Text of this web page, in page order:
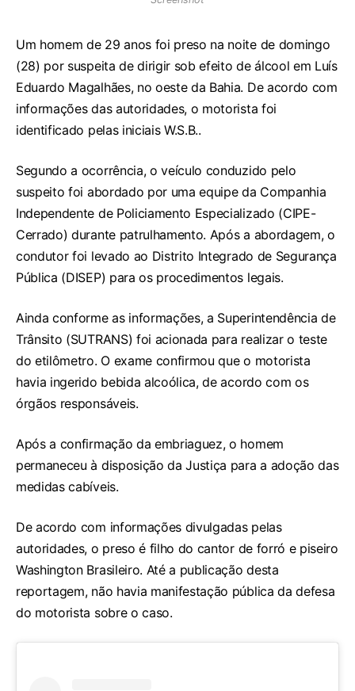
Um homem de 29 anos foi preso na noite de domingo
(28) por suspeita de dirigir sob efeito de álcool em Luís
Eduardo Magalhães, no oeste da Bahia. De acordo com
informações das autoridades, o motorista foi
identificado pelas iniciais W.S.B..
Segundo a ocorrência, o veículo conduzido pelo
suspeito foi abordado por uma equipe da Companhia
Independente de Policiamento Especializado (CIPE-
Cerrado) durante patrulhamento. Após a abordagem, o
condutor foi levado ao Distrito Integrado de Segurança
Pública (DISEP) para os procedimentos legais.
Ainda conforme as informações, a Superintendência de
Trânsito (SUTRANS) foi acionada para realizar o teste
do etilômetro. O exame confirmou que o motorista
havia ingerido bebida alcoólica, de acordo com os
órgãos responsáveis.
Após a confirmação da embriaguez, o homem
permaneceu à disposição da Justiça para a adoção das
medidas cabíveis.
De acordo com informações divulgadas pelas
autoridades, o preso é filho do cantor de forró e piseiro
Washington Brasileiro. Até a publicação desta
reportagem, não havia manifestação pública da defesa
do motorista sobre o caso.